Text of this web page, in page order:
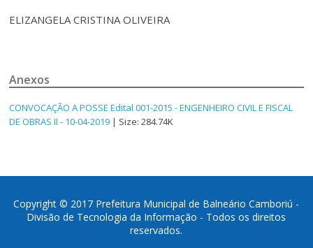
ELIZANGELA CRISTINA OLIVEIRA
Anexos
CONVOCAÇÃO A POSSE Edital 001-2015 - ENGENHEIRO CIVIL E FISCAL
DE OBRAS II - 10-04-2019 | Size: 284.74K
Copyright © 2017 Prefeitura Municipal de Balneário Camboriú -
Divisão de Tecnologia da Informação - Todos os direitos
reservados.